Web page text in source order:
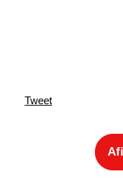
Tweet